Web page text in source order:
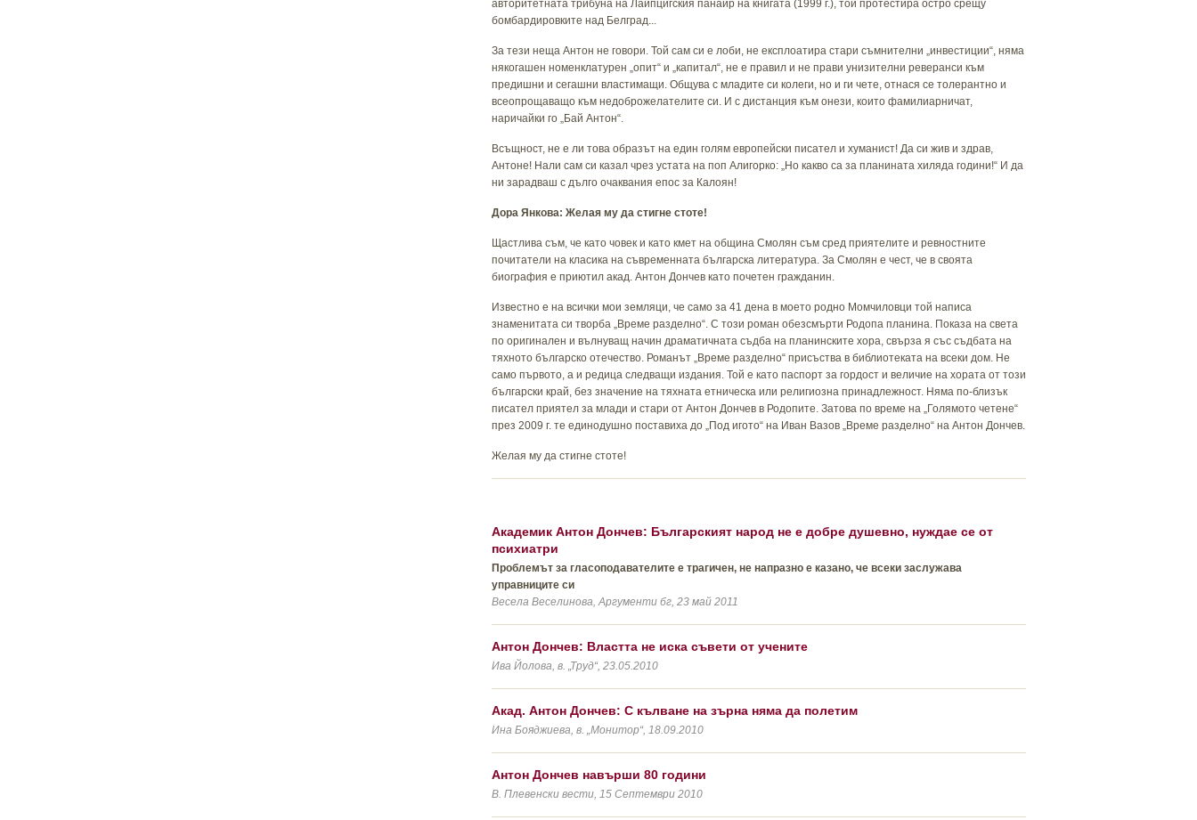
авторитетната трибуна на Лайпцигския панаир на книгата (1999 г.), той протестира остро срещу
бомбардировките над Белград...
За тези неща Антон не говори. Той сам си е лоби, не експлоатира стари съмнителни „инвестиции“, няма
някогашен номенклатурен „опит“ и „капитал“, не е правил и не прави унизителни реверанси към
предишни и сегашни властимащи. Общува с младите си колеги, но и ги чете, отнася се толерантно и
всеопрощаващо към недоброжелателите си. И с дистанция към онези, които фамилиарничат,
наричайки го „Бай Антон“.
Всъщност, не е ли това образът на един голям европейски писател и хуманист! Да си жив и здрав,
Антоне! Нали сам си казал чрез устата на поп Алигорко: „Но какво са за планината хиляда години!“ И да
ни зарадваш с дълго очаквания епос за Калоян!
Дора Янкова: Желая му да стигне стоте!
Щастлива съм, че като човек и като кмет на община Смолян съм сред приятелите и ревностните
почитатели на класика на съвременната българска литература. За Смолян е чест, че в своята
биография е приютил акад. Антон Дончев като почетен гражданин.
Известно е на всички мои земляци, че само за 41 дена в моето родно Момчиловци той написа
знаменитата си творба „Време разделно“. С този роман обезсмърти Родопа планина. Показа на света
по оригинален и вълнуващ начин драматичната съдба на планинските хора, свърза я със съдбата на
тяхното българско отечество. Романът „Време разделно“ присъства в библиотеката на всеки дом. Не
само първото, а и редица следващи издания. Той е като паспорт за гордост и величие на хората от този
български край, без значение на тяхната етническа или религиозна принадлежност. Няма по-близък
писател приятел за млади и стари от Антон Дончев в Родопите. Затова по време на „Голямото четене“
през 2009 г. те единодушно поставиха до „Под игото“ на Иван Вазов „Време разделно“ на Антон Дончев.
Желая му да стигне стоте!
Академик Антон Дончев: Българският народ не е добре душевно, нуждае се от
психиатри
Проблемът за гласоподавателите е трагичен, не напразно е казано, че всеки заслужава
управниците си
Весела Веселинова, Аргументи бг, 23 май 2011
Антон Дончев: Властта не иска съвети от учените
Ива Йолова, в. „Труд“, 23.05.2010
Акад. Антон Дончев: С кълване на зърна няма да полетим
Ина Бояджиева, в. „Монитор“, 18.09.2010
Антон Дончев навърши 80 години
В. Плевенски вести, 15 Септември 2010